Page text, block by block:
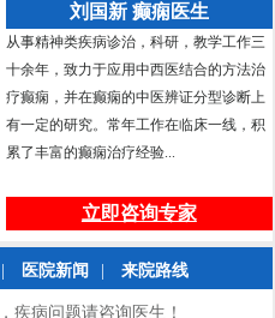
刘国新 癫痫医生
从事精神类疾病诊治，科研，教学工作三
十余年，致力于应用中西医结合的方法治
疗癫痫，并在癫痫的中医辨证分型诊断上
有一定的研究。常年工作在临床一线，积
累了丰富的癫痫治疗经验...
立即咨询专家
医院新闻 来院路线
疾病问题请咨询医生！